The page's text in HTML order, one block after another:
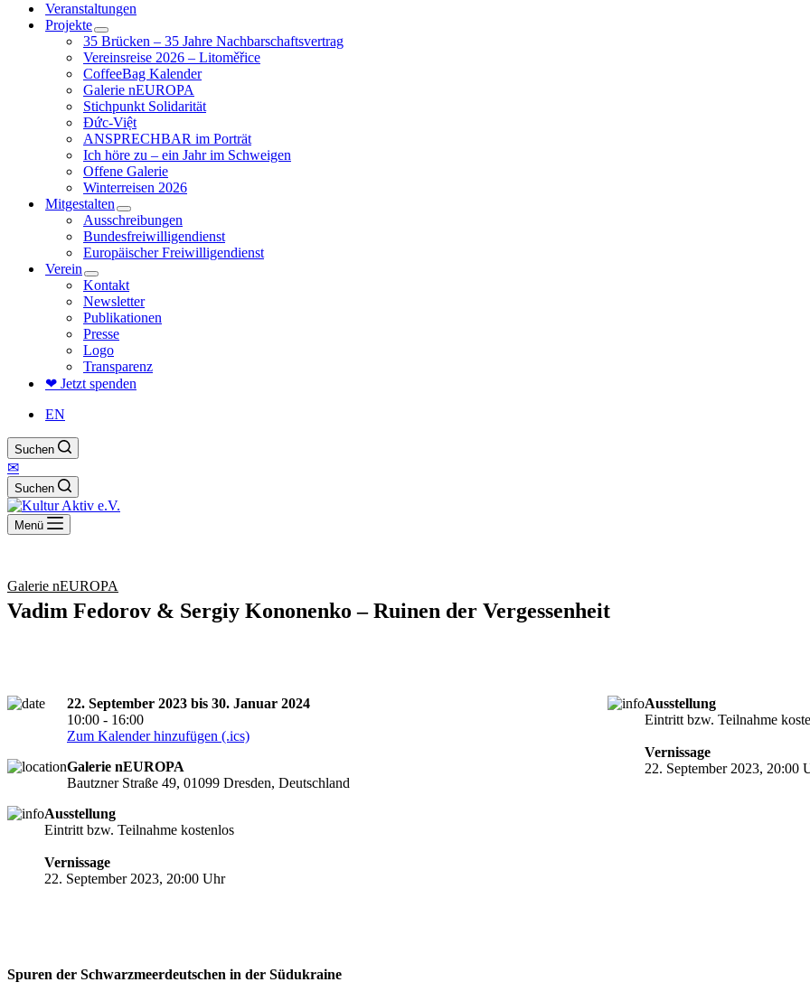
Veranstaltungen
Projekte
35 Brücken – 35 Jahre Nachbarschaftsvertrag
Vereinsreise 2026 – Litoměřice
CoffeeBag Kalender
Galerie nEUROPA
Stichpunkt Solidarität
Đức-Việt
ANSPRECHBAR im Porträt
Ich höre zu – ein Jahr im Schweigen
Offene Galerie
Winterreisen 2026
Mitgestalten
Ausschreibungen
Bundesfreiwilligendienst
Europäischer Freiwilligendienst
Verein
Kontakt
Newsletter
Publikationen
Presse
Logo
Transparenz
❤ Jetzt spenden
EN
Suchen
✉
Suchen
Menü
Galerie nEUROPA
Vadim Fedorov & Sergiy Kononenko – Ruinen der Vergessenheit
22. September 2023 bis 30. Januar 2024
10:00 - 16:00
Zum Kalender hinzufügen (.ics)
Galerie nEUROPA
Bautzner Straße 49, 01099 Dresden, Deutschland
Ausstellung
Eintritt bzw. Teilnahme
Vernissage
22. September 2023, 20:00
Ausstellung
Eintritt bzw. Teilnahme kostenlos
Vernissage
22. September 2023, 20:00 Uhr
Spuren der Schwarzmeerdeutschen in der Südukraine